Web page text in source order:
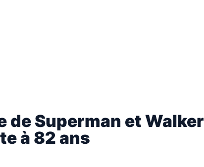
de Superman et Walker
à 82 ans